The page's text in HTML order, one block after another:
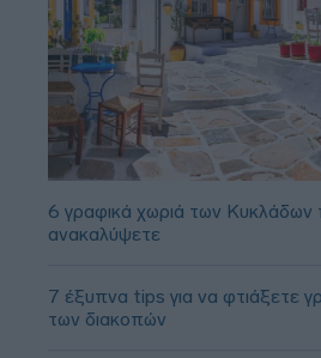
6 γραφικά χωριά των Κυκλάδων
ανακαλύψετε
7 έξυπνα tips για να φτιάξετε
των διακοπών